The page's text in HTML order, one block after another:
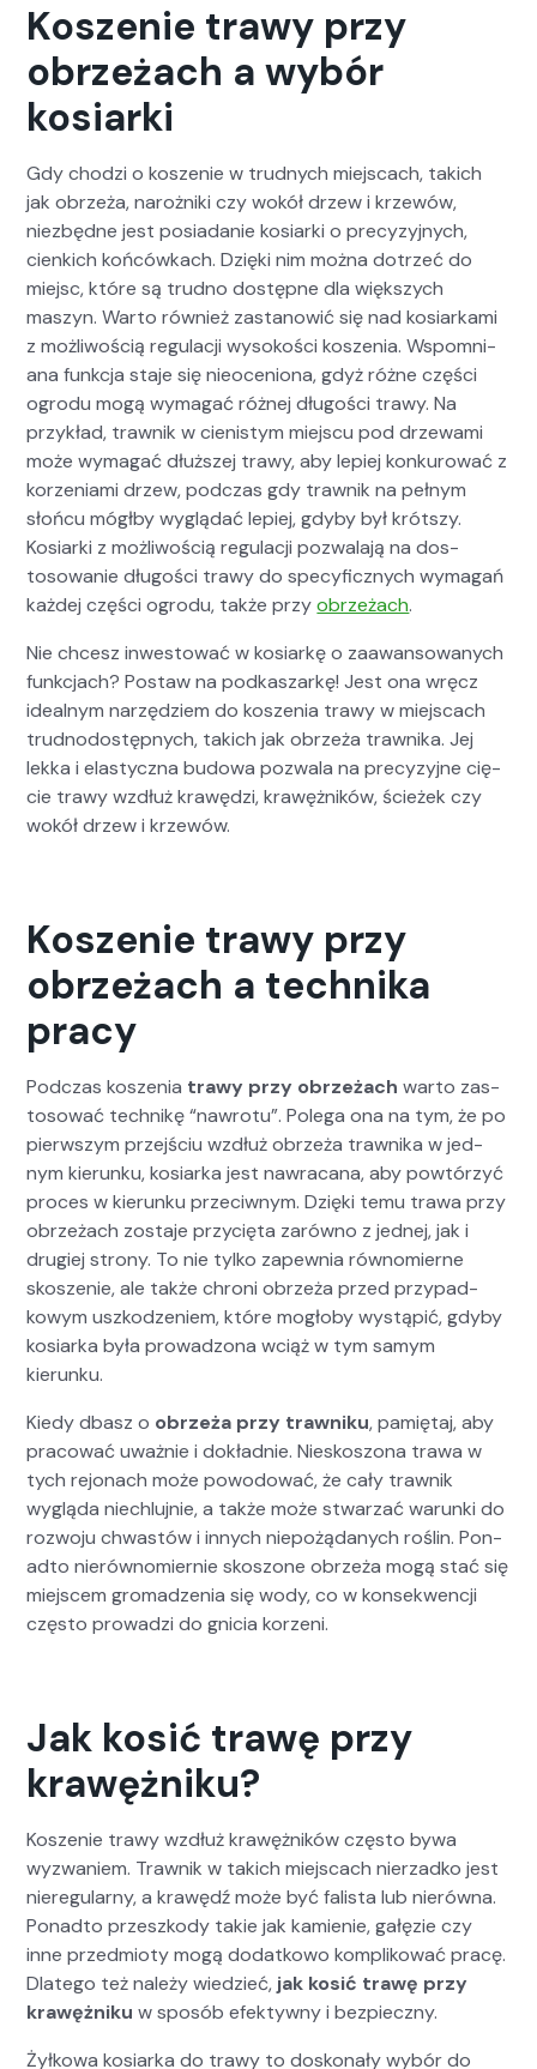
Koszenie trawy przy
obrzeżach a wybór
kosiarki
Gdy chodzi o kosze­nie w trud­nych miejs­cach, takich
jak obrzeża, narożni­ki czy wokół drzew i krzewów,
niezbędne jest posi­adanie kosiar­ki o pre­cyzyjnych,
cien­kich końcówkach. Dzię­ki nim moż­na dotrzeć do
miejsc, które są trud­no dostęp­ne dla więk­szych
maszyn. Warto również zas­tanow­ić się nad kosiarka­mi
z możli­woś­cią reg­u­lacji wysokoś­ci koszenia. Wspom­ni­
ana funkc­ja sta­je się nieoce­niona, gdyż różne częś­ci
ogro­du mogą wyma­gać różnej dłu­goś­ci trawy. Na
przykład, trawnik w cienistym miejs­cu pod drze­wa­mi
może wyma­gać dłuższej trawy, aby lep­iej konkurować z
korzeni­a­mi drzew, pod­czas gdy trawnik na pełnym
słońcu mógł­by wyglą­dać lep­iej, gdy­by był krót­szy.
Kosiar­ki z możli­woś­cią reg­u­lacji pozwala­ją na dos­
tosowanie dłu­goś­ci trawy do specy­ficznych wyma­gań
każdej częś­ci ogro­du, także przyobrzeżach.
Nie chcesz inwest­ować w kosiarkę o zaawan­sowanych
funkc­jach? Postaw na pod­kaszarkę! Jest ona wręcz
ide­al­nym narzędziem do koszenia trawy w miejs­cach
trudno­dostęp­nych, takich jak obrzeża trawni­ka. Jej
lek­ka i elasty­cz­na budowa pozwala na pre­cyzyjne cię­
cie trawy wzdłuż krawędzi, krawężników, ścieżek czy
wokół drzew i krzewów.
Koszenie trawy przy
obrzeżach a technika
pracy
Pod­czas koszenia trawy przy obrzeżach warto zas­
tosować tech­nikę “nawro­tu”. Pole­ga ona na tym, że po
pier­wszym prze­jś­ciu wzdłuż obrzeża trawni­ka w jed­
nym kierunku, kosiar­ka jest nawracana, aby powtórzyć
pro­ces w kierunku prze­ci­wnym. Dzię­ki temu trawa przy
obrzeżach zosta­je przy­cię­ta zarówno z jed­nej, jak i
drugiej strony. To nie tylko zapew­nia równomierne
skosze­nie, ale także chroni obrzeża przed przy­pad­
kowym uszkodze­niem, które mogło­by wys­tąpić, gdy­by
kosiar­ka była prowad­zona wciąż w tym samym
kierunku.
Kiedy dbasz o obrzeża przy trawniku, pamię­taj, aby
pra­cow­ać uważnie i dokład­nie. Nieskos­zona trawa w
tych rejonach może powodować, że cały trawnik
wyglą­da niech­lu­jnie, a także może stwarzać warun­ki do
roz­wo­ju chwastów i innych niepożą­danych roślin. Pon­
ad­to nierównomiernie skos­zone obrzeża mogą stać się
miejscem gro­madzenia się wody, co w kon­sek­wencji
częs­to prowadzi do gni­cia korzeni.
Jak kosić trawę przy
krawężniku?
Kosze­nie trawy wzdłuż krawężników częs­to bywa
wyzwaniem. Trawnik w takich miejs­cach nierzad­ko jest
niereg­u­larny, a krawędź może być fal­ista lub nierów­na.
Pon­ad­to przeszkody takie jak kamie­nie, gałęzie czy
inne przed­mio­ty mogą dodatkowo kom­p­likować pracę.
Dlat­ego też należy wiedzieć, jak kosić trawę przy
krawężniku w sposób efek­ty­wny i bez­pieczny.
Żyłkowa kosiar­ka do trawy to doskon­ały wybór do